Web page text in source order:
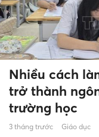
Nhiều cách
trở thành
trường học
3 tháng trước Giáo dục